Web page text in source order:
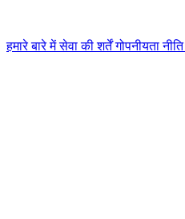
हमारे बारे मेंसेवा की शर्तेंगोपनीयता नीति